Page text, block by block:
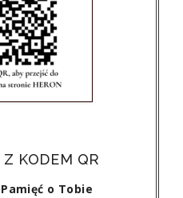
KODEM QR
o Tobie